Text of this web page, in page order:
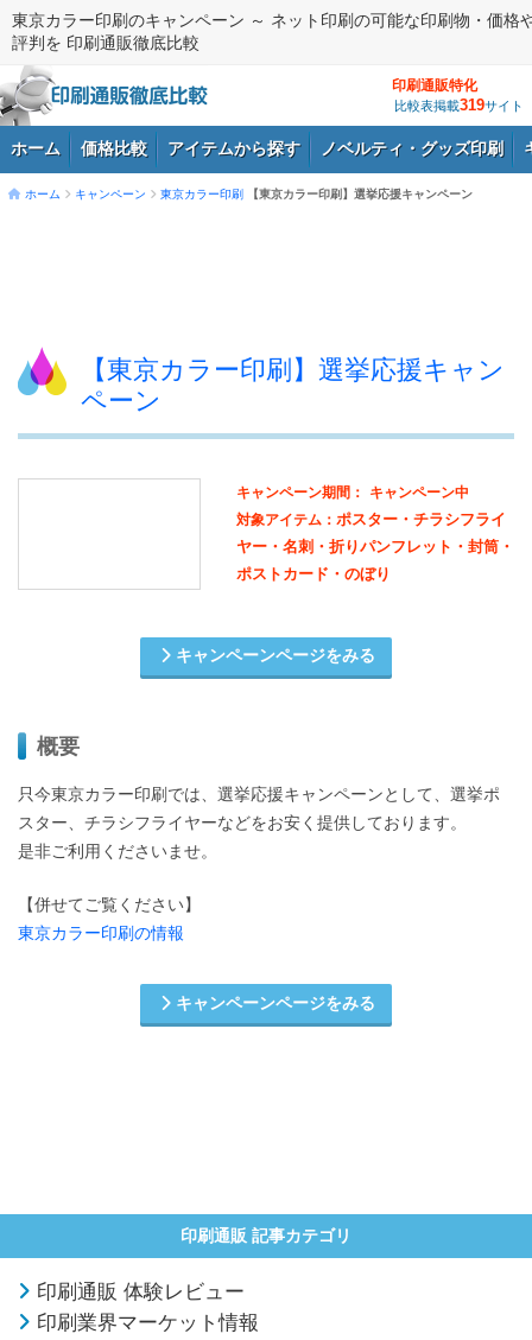
東京カラー印刷のキャンペーン ～ ネット印刷の可能な印刷物・価格
評判を 印刷通販徹底比較
印刷通販特化
比較表掲載319サイト
ホーム 価格比較 アイテムから探す ノベルティ・グッズ印刷
ホーム キャンペーン 東京カラー印刷 【東京カラー印刷】選挙応援キャンペーン
【東京カラー印刷】選挙応援キャン
ペーン
キャンペーン期間：
キャンペーン中
対象アイテム： ポスター・チラシフライ
ヤー・名刺・折りパンフレット・封筒・
ポストカード・のぼり
キャンペーンページをみる
概要
只今東京カラー印刷では、選挙応援キャンペーンとして、選挙ポ
スター、チラシフライヤーなどをお安く提供しております。
是非ご利用くださいませ。
【併せてご覧ください】
東京カラー印刷の情報
キャンペーンページをみる
印刷通販 記事カテゴリ
印刷通販 体験レビュー
印刷業界マーケット情報